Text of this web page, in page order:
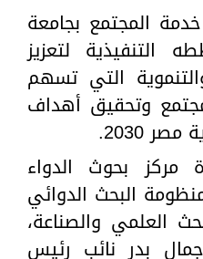
المجتمع بجامعة
التنفيذية لتعزيز
التي تسهم
وتحقيق أهداف
2030.
بحوث الدواء
البحث الدوائي
العلمي والصناعة،
بدر نائب رئيس